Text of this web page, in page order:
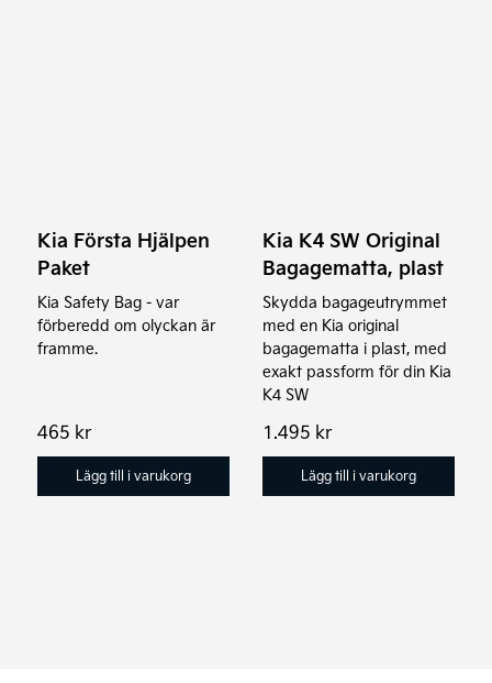
Kia Första Hjälpen
Paket
Kia Safety Bag - var
förberedd om olyckan är
framme.
465 kr
Lägg till i varukorg
Kia K4 SW Original
Bagagematta, plast
Skydda bagageutrymmet
med en Kia original
bagagematta i plast, med
exakt passform för din Kia
K4 SW
1.495 kr
Lägg till i varukorg